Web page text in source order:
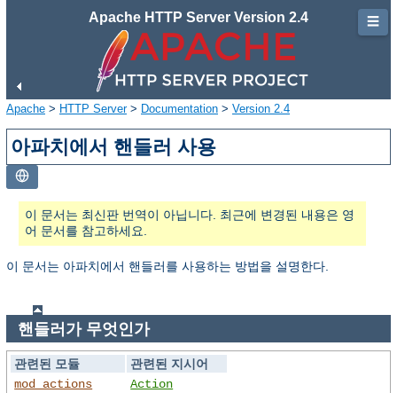
Apache HTTP Server Version 2.4
Apache > HTTP Server> Documentation > Version 2.4
아파치에서 핸들러 사용
이 문서는 최신판 번역이 아닙니다. 최근에 변경된 내용은 영
어 문서를 참고하세요.
이 문서는 아파치에서 핸들러를 사용하는 방법을 설명한다.
핸들러가 무엇인가
관련된 모듈
관련된 지시어
mod_actions
Action
☰